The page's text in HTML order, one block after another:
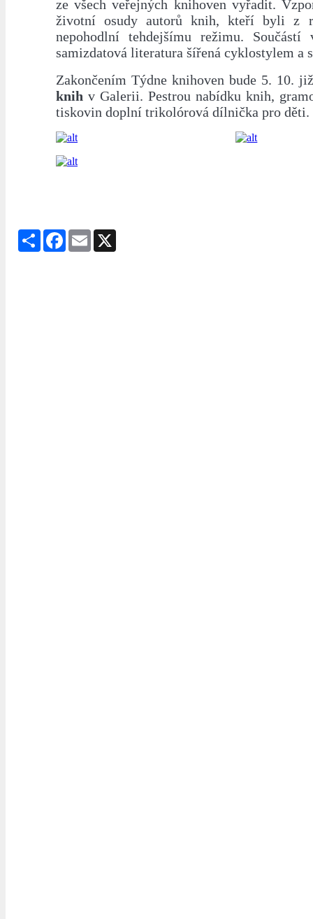
ze všech veřejných knihoven vyřadit.
životní osudy autorů knih, kteří byli z
nepohodlní tehdejšímu režimu.
samizdatová literatura šířená cyklostylem a
Zakončením Týdne knihoven bude 5. 10.
knih v Galerii. Pestrou nabídku knih,
tiskovin doplní trikolórová dílnička pro děti.
Share Facebook
Email